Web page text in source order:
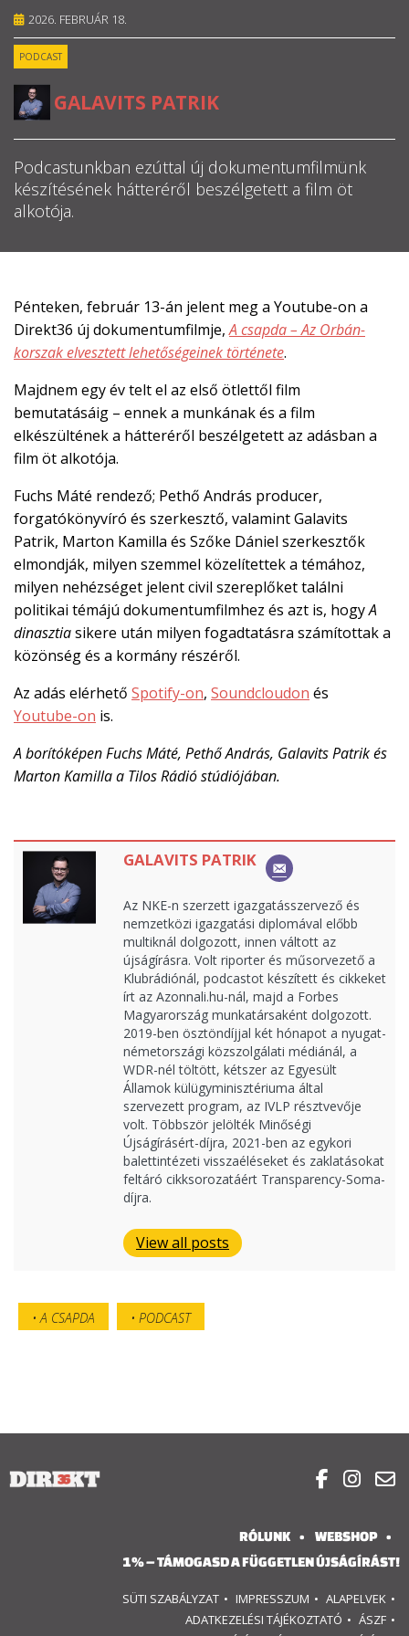
RÓLUNK
ALAPELVEK
MŰKÖDÉS
TÁMOGATÁS
WEBSHOP



EN
CSATLAKOZZ
A
TÁMOGATÓI
KÖRHÖZ!
2026. FEBRUÁR 18.
PODCAST
GALAVITS PATRIK
Podcastunkban ezúttal új dokumentumfilmünk
készítésének hátteréről beszélgetett a film öt
alkotója.
Pénteken, február 13-án jelent meg a Youtube-on a
Direkt36 új dokumentumfilmje,A csapda – Az Orbán-
korszak elvesztett lehetőségeinek története.
Majdnem egy év telt el az első ötlettől film
bemutatásáig – ennek a munkának és a film
elkészültének a hátteréről beszélgetett az adásban a
film öt alkotója.
Fuchs Máté rendező; Pethő András producer,
forgatókönyvíró és szerkesztő, valamint Galavits
Patrik, Marton Kamilla és Szőke Dániel szerkesztők
elmondják, milyen szemmel közelítettek a témához,
milyen nehézséget jelent civil szereplőket találni
politikai témájú dokumentumfilmhez és azt is, hogyA
dinasztiasikere után milyen fogadtatásra számítottak a
közönség és a kormány részéről.
Az adás elérhető Spotify-on, Soundcloudon és
Youtube-on is.
A borítóképen Fuchs Máté, Pethő András, Galavits Patrik és
Marton Kamilla a Tilos Rádió stúdiójában.
GALAVITS PATRIK
Az NKE-n szerzett igazgatásszervező és
nemzetközi igazgatási diplomával előbb
multiknál dolgozott, innen váltott az
újságírásra. Volt riporter és műsorvezető a
Klubrádiónál, podcastot készített és cikkeket
írt az Azonnali.hu-nál, majd a Forbes
Magyarország munkatársaként dolgozott.
2019-ben ösztöndíjjal két hónapot a nyugat-
németországi közszolgálati médiánál, a
WDR-nél töltött, kétszer az Egyesült
Államok külügyminisztériuma által
szervezett program, az IVLP résztvevője
volt. Többször jelölték Minőségi
Újságírásért-díjra, 2021-ben az egykori
balettintézeti visszaéléseket és zaklatásokat
feltáró cikksorozatáért Transparency-Soma-
díjra.
View all posts
A CSAPDA PODCAST
  
RÓLUNK
WEBSHOP
1% – TÁMOGASD A FÜGGETLEN ÚJSÁGÍRÁST!
SÜTI SZABÁLYZAT IMPRESSZUM
ALAPELVEK
ADATKEZELÉSI TÁJÉKOZTATÓ
ÁSZF